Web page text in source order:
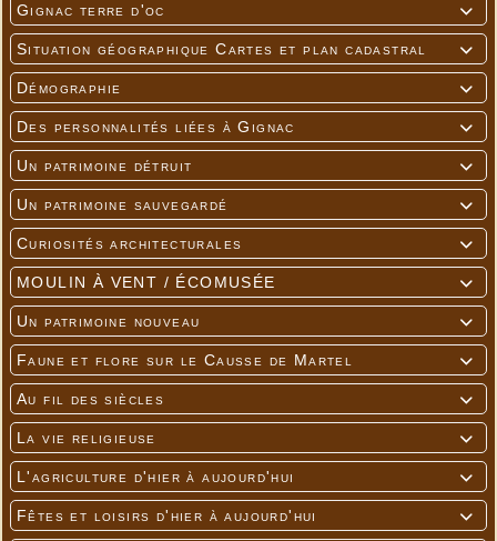

Gignac terre d'oc

Situation géographique Cartes et plan cadastral

Démographie

Des personnalités liées à Gignac

Un patrimoine détruit

Un patrimoine sauvegardé

Curiosités architecturales

MOULIN À VENT / ÉCOMUSÉE

Un patrimoine nouveau

Faune et flore sur le Causse de Martel

Au fil des siècles

La vie religieuse

L'agriculture d'hier à aujourd'hui

Fêtes et loisirs d'hier à aujourd'hui